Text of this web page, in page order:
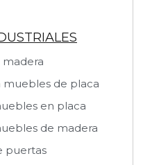
madera
muebles de placa
en placa
de madera
puertas
Rueda Auxiliar
Ver producto